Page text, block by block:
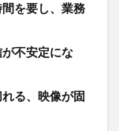
間を要し、業務
が不安定にな
る、映像が固